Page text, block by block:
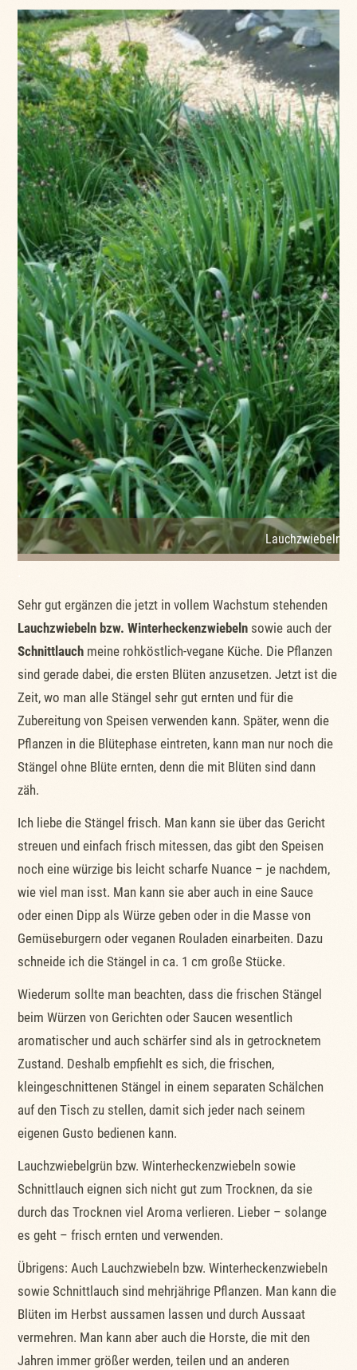
Lauchzwiebeln
Sehr gut ergänzen die jetzt in vollem Wachstum stehenden
Lauchzwiebeln bzw. Winterheckenzwiebeln sowie auch der
Schnittlauch meine rohköstlich-vegane Küche. Die Pflanzen
sind gerade dabei, die ersten Blüten anzusetzen. Jetzt ist die
Zeit, wo man alle Stängel sehr gut ernten und für die
Zubereitung von Speisen verwenden kann. Später, wenn die
Pflanzen in die Blütephase eintreten, kann man nur noch die
Stängel ohne Blüte ernten, denn die mit Blüten sind dann
zäh.
Ich liebe die Stängel frisch. Man kann sie über das Gericht
streuen und einfach frisch mitessen, das gibt den Speisen
noch eine würzige bis leicht scharfe Nuance – je nachdem,
wie viel man isst. Man kann sie aber auch in eine Sauce
oder einen Dipp als Würze geben oder in die Masse von
Gemüseburgern oder veganen Rouladen einarbeiten. Dazu
schneide ich die Stängel in ca. 1 cm große Stücke.
Wiederum sollte man beachten, dass die frischen Stängel
beim Würzen von Gerichten oder Saucen wesentlich
aromatischer und auch schärfer sind als in getrocknetem
Zustand. Deshalb empfiehlt es sich, die frischen,
kleingeschnittenen Stängel in einem separaten Schälchen
auf den Tisch zu stellen, damit sich jeder nach seinem
eigenen Gusto bedienen kann.
Lauchzwiebelgrün bzw. Winterheckenzwiebeln sowie
Schnittlauch eignen sich nicht gut zum Trocknen, da sie
durch das Trocknen viel Aroma verlieren. Lieber – solange
es geht – frisch ernten und verwenden.
Übrigens: Auch Lauchzwiebeln bzw. Winterheckenzwiebeln
sowie Schnittlauch sind mehrjährige Pflanzen. Man kann die
Blüten im Herbst aussamen lassen und durch Aussaat
vermehren. Man kann aber auch die Horste, die mit den
Jahren immer größer werden, teilen und an anderen